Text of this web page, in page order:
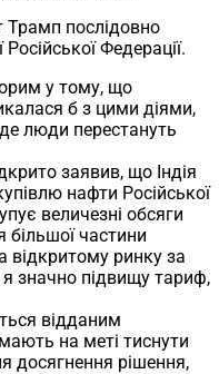
Трамп послідовно
Федерації.
у тому, що
б з цими діями,
люди перестануть
заявив, що Індія
нафти Російської
величезні обсяги
більшої частини
відкритому ринку за
значно підвищу тариф,
відданим
на меті тиснути
досягнення рішення,